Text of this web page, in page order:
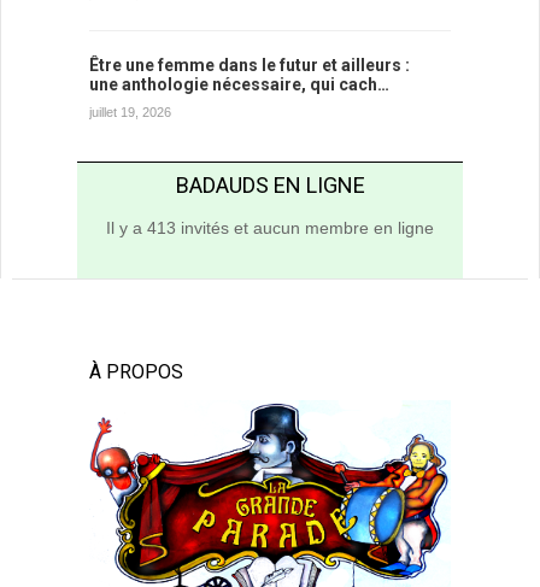
Être une femme dans le futur et ailleurs :
une anthologie nécessaire, qui cach…
juillet 19, 2026
BADAUDS EN LIGNE
Il y a 413 invités et aucun membre en ligne
À PROPOS